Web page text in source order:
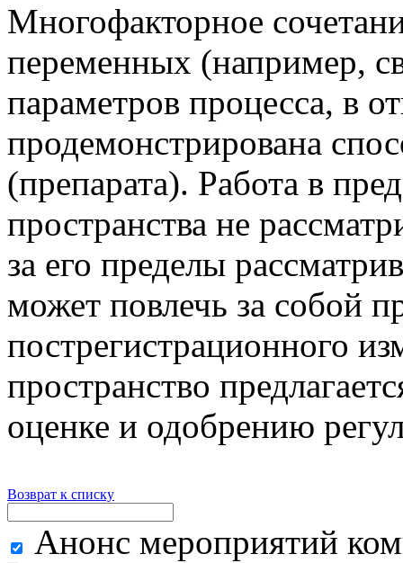
Многофакторное
переменных (например,
параметров процесса, в
продемонстрирована
(препарата). Работа в
пространства не
за его пределы
может повлечь за собой
пострегистрационного
пространство
оценке и одобрению
Возврат к списку
Анонс мероприятий